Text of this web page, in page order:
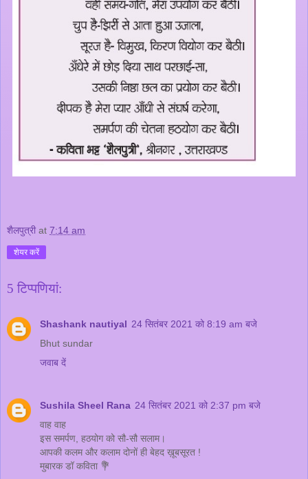
शैलपुत्री at 7:14 am
शेयर करें
5 टिप्‍पणियां:
Shashank nautiyal 24 सितंबर 2021 को 8:19 am बजे
Bhut sundar
जवाब दें
Sushila Sheel Rana 24 सितंबर 2021 को 2:37 pm बजे
वाह वाह
इस समर्पण, हठयोग को सौ-सौ सलाम।
आपकी कलम और कलाम दोनों ही बेहद ख़ूबसूरत !
मुबारक डॉ कविता 💐